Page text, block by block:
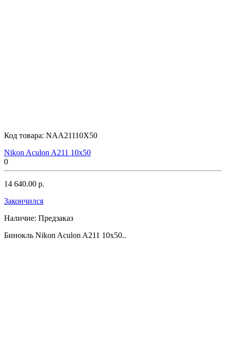
Код товара: NAA21110X50
Nikon Aculon A211 10x50
0
14 640.00 р.
Закончился
Наличие: Предзаказ
Бинокль Nikon Aculon A211 10x50..